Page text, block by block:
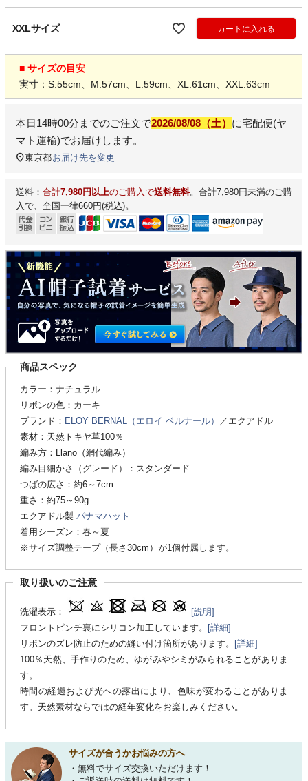
XXLサイズ カートに入れる
■ サイズの目安
実寸：S:55cm、M:57cm、L:59cm、XL:61cm、XXL:63cm
本日14時00分 までのご注文で2026/08/08（土） に宅配便(ヤ
マト運輸)でお届けします。
東京都お届け先を変更
送料： 合計7,980円以上のご購入で送料無料。合計7,980円未満のご購
入で、全国一律660円(税込)。
商品スペック
カラー：ナチュラル
リボンの色：カーキ
ブランド： ELOY BERNAL（エロイ ベルナール）
／エクアドル
素材：天然トキヤ草100％
編み方：Llano（網代編み）
編み目細かさ（グレード）：スタンダード
つばの広さ：約6～7cm
重さ：約75～90g
エクアドル製 パナマハット
着用シーズン：春～夏
※サイズ調整テープ（長さ30cm）が1個付属します。
取り扱いのご注意
洗濯表示：
[説明]
フロントピンチ裏にシリコン加工しています。
[詳細]
リボンのズレ防止のための縫い付け箇所があります。
[詳細]
100％天然、手作りのため、ゆがみやシミがみられることがありま
す。
時間の経過および光への露出により、色味が変わることがありま
す。天然素材ならではの経年変化をお楽しみください。
サイズが合うかお悩みの方へ
・無料でサイズ交換いただけます！